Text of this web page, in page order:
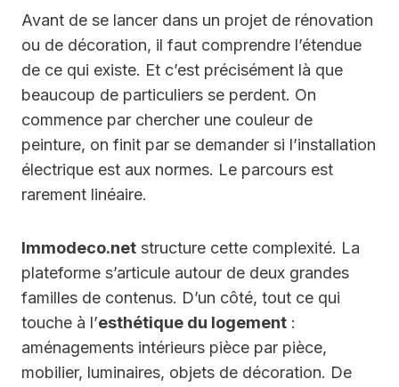
Avant de se lancer dans un projet de rénovation
ou de décoration, il faut comprendre l’étendue
de ce qui existe. Et c’est précisément là que
beaucoup de particuliers se perdent. On
commence par chercher une couleur de
peinture, on finit par se demander si l’installation
électrique est aux normes. Le parcours est
rarement linéaire.
Immodeco.net structure cette complexité. La
plateforme s’articule autour de deux grandes
familles de contenus. D’un côté, tout ce qui
touche à l’esthétique du logement :
aménagements intérieurs pièce par pièce,
mobilier, luminaires, objets de décoration. De